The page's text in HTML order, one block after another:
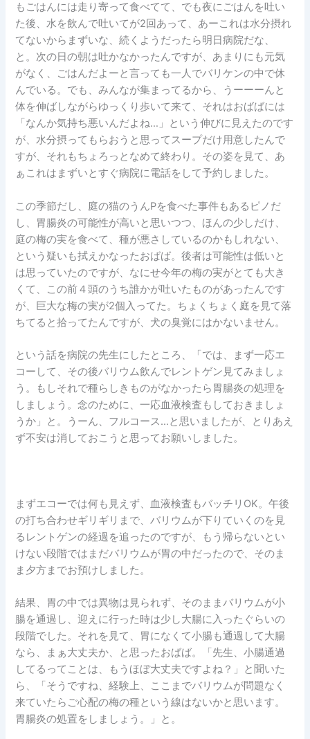
もごはんには走り寄って食べてて、でも夜にごはんを吐い
た後、水を飲んで吐いてが2回あって、あーこれは水分摂れ
てないからまずいな、続くようだったら明日病院だな、
と。次の日の朝は吐かなかったんですが、あまりにも元気
がなく、ごはんだよーと言っても一人でバリケンの中で休
んでいる。でも、みんなが集まってるから、うーーーんと
体を伸ばしながらゆっくり歩いて来て、それはおばばには
「なんか気持ち悪いんだよね…」という伸びに見えたのです
が、水分摂ってもらおうと思ってスープだけ用意したんで
すが、それもちょろっとなめて終わり。その姿を見て、あ
ぁこれはまずいとすぐ病院に電話をして予約しました。
この季節だし、庭の猫のうんPを食べた事件もあるピノだ
し、胃腸炎の可能性が高いと思いつつ、ほんの少しだけ、
庭の梅の実を食べて、種が悪さしているのかもしれない、
という疑いも拭えかなったおばば。後者は可能性は低いと
は思っていたのですが、なにせ今年の梅の実がとても大き
くて、この前４頭のうち誰かが吐いたものがあったんです
が、巨大な梅の実が2個入ってた。ちょくちょく庭を見て落
ちてると拾ってたんですが、犬の臭覚にはかないません。
という話を病院の先生にしたところ、「では、まず一応エ
コーして、その後バリウム飲んでレントゲン見てみましょ
う。もしそれで種らしきものがなかったら胃腸炎の処理を
しましょう。念のために、一応血液検査もしておきましょ
うか」と。うーん、フルコース…と思いましたが、とりあえ
ず不安は消しておこうと思ってお願いしました。
まずエコーでは何も見えず、血液検査もバッチリOK。午後
の打ち合わせギリギリまで、バリウムが下りていくのを見
るレントゲンの経過を追ったのですが、もう帰らないとい
けない段階ではまだバリウムが胃の中だったので、そのま
ま夕方までお預けしました。
結果、胃の中では異物は見られず、そのままバリウムが小
腸を通過し、迎えに行った時は少し大腸に入ったぐらいの
段階でした。それを見て、胃になくて小腸も通過して大腸
なら、まぁ大丈夫か、と思ったおばば。「先生、小腸通過
してるってことは、もうほぼ大丈夫ですよね？」と聞いた
ら、「そうですね、経験上、ここまでバリウムが問題なく
来ていたらご心配の梅の種という線はないかと思います。
胃腸炎の処置をしましょう。」と。